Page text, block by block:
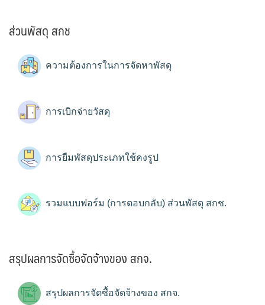
ส่วนพัสดุ สกช
ความต้องการในการจัดหาพัสดุ
การเบิกจ่ายวัสดุ
การยืมพัสดุประเภทใช้คงรูป
รวมแบบฟอร์ม (การตอบกลับ) ส่วนพัสดุ สกช.
สรุปผลการจัดซื้อจัดจ้างของ สกจ.
สรุปผลการจัดซื้อจัดจ้างของ สกจ.